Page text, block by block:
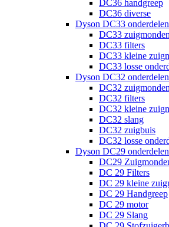
DC36 handgreep
DC36 diverse
Dyson DC33 onderdelen
DC33
DC33 filters
DC33 kleine
DC33 losse
Dyson DC32 onderdelen
DC32
DC32 filters
DC32 kleine
DC32 slang
DC32 zuigbuis
DC32 losse
Dyson DC29 onderdelen
DC29
DC 29 Filters
DC 29 kleine
DC 29 Handgreep
DC 29 motor
DC 29 Slang